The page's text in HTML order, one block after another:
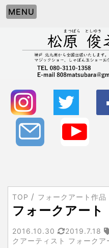
MENU
TOP フォークアート作
フォークアート
2016.10.30 2019.7.18
クアーティスト フォーク